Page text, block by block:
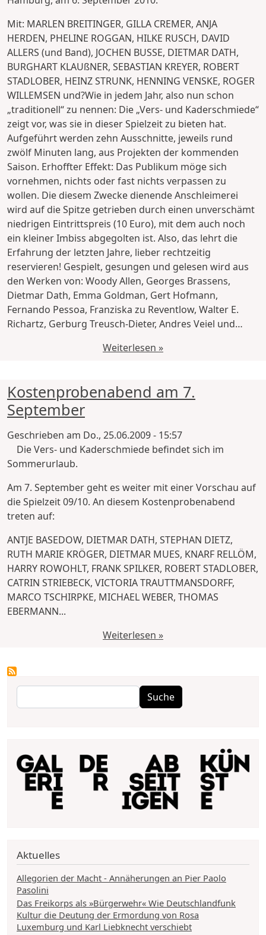
Mit: MARLEN BREITINGER, GILLA CREMER, ANJA
HERDEN, PHELINE ROGGAN, HILKE RUSCH, DAVID
ALLERS (und Band), JOCHEN BUSSE, DIETMAR DATH,
BURGHART KLAUßNER, SEBASTIAN KREYER, ROBERT
STADLOBER, HEINZ STRUNK, HENNING VENSKE, ROGER
WILLEMSEN und?Wie in jedem Jahr, also nun schon
„traditionell“ zu nennen: Die „Vers- und Kaderschmiede“
zeigt vor, was sie in dieser Spielzeit zu bieten hat.
Aufgeführt werden zehn Ausschnitte, jeweils rund
zwölf Minuten lang, aus Projekten der kommenden
Saison. Erhoffter Effekt: Das Publikum möge sich
vornehmen, nichts oder fast nichts verpassen zu
wollen. Die diesem Zwecke dienende Anschleimerei
wird auf die Spitze getrieben durch einen unverschämt
niedrigen Eintrittspreis (10 Euro), mit dem auch noch
ein kleiner Imbiss abgegolten ist. Also, das lehrt die
Erfahrung der letzten Jahre, lieber rechtzeitig
reservieren! Gespielt, gesungen und gelesen wird aus
den Werken von: Woody Allen, Georges Brassens,
Dietmar Dath, Emma Goldman, Gert Hofmann,
Fernando Pessoa, Franziska zu Reventlow, Walter E.
Richartz, Gerburg Treusch-Dieter, Andres Veiel und…
Weiterlesen »
Kostenprobenabend am 7.
September
Geschrieben am Do., 25.06.2009 - 15:57
Die Vers- und Kaderschmiede befindet sich im
Sommerurlaub.
Am 7. September geht es weiter mit einer Vorschau auf
die Spielzeit 09/10. An diesem Kostenprobenabend
treten auf:
ANTJE BASEDOW, DIETMAR DATH, STEPHAN DIETZ,
RUTH MARIE KRÖGER, DIETMAR MUES, KNARF RELLÖM,
HARRY ROWOHLT, FRANK SPILKER, ROBERT STADLOBER,
CATRIN STRIEBECK, VICTORIA TRAUTTMANSDORFF,
MARCO TSCHIRPKE, MICHAEL WEBER, THOMAS
EBERMANN...
Weiterlesen »
Suche Suche
Aktuelles
Allegorien der Macht - Annäherungen an Pier Paolo
Pasolini
Das Freikorps als »Bürgerwehr« Wie Deutschlandfunk
Kultur die Deutung der Ermordung von Rosa
Luxemburg und Karl Liebknecht verschiebt